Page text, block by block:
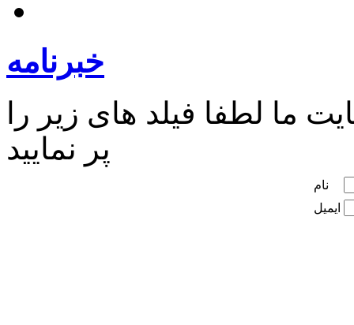
خبرنامه
ما لطفا فیلد های زیر را
پر نمایید
نام
ایمیل